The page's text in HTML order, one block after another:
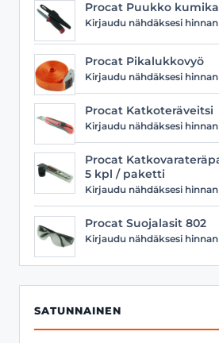
Procat Puukko
Kirjaudu nähdäksesi
Procat Pikalukkovyö
Kirjaudu nähdäksesi
Procat Katkoteräveitsi
Kirjaudu nähdäksesi
Procat
5 kpl / paketti
Kirjaudu nähdäksesi
Procat Suojalasit 802
Kirjaudu nähdäksesi
SATUNNAINEN